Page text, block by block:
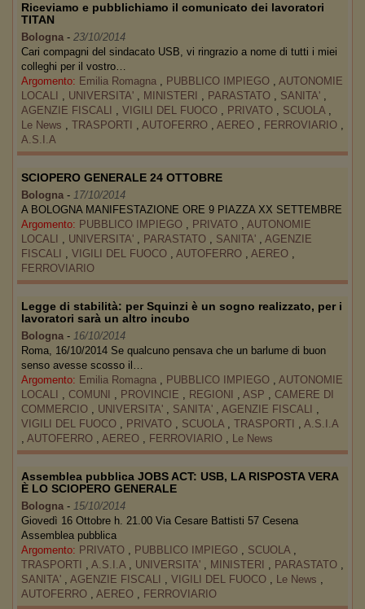
Riceviamo e pubblichiamo il comunicato dei lavoratori
TITAN
Bologna - 23/10/2014
Cari compagni del sindacato USB, vi ringrazio a nome di tutti i miei
colleghi per il vostro…
Argomento: Emilia Romagna , PUBBLICO IMPIEGO , AUTONOMIE
LOCALI , UNIVERSITA' , MINISTERI , PARASTATO , SANITA' ,
AGENZIE FISCALI , VIGILI DEL FUOCO , PRIVATO , SCUOLA ,
Le News , TRASPORTI , AUTOFERRO , AEREO , FERROVIARIO ,
A.S.I.A
SCIOPERO GENERALE 24 OTTOBRE
Bologna - 17/10/2014
A BOLOGNA MANIFESTAZIONE ORE 9 PIAZZA XX SETTEMBRE
Argomento: PUBBLICO IMPIEGO , PRIVATO , AUTONOMIE
LOCALI , UNIVERSITA' , PARASTATO , SANITA' , AGENZIE
FISCALI , VIGILI DEL FUOCO , AUTOFERRO , AEREO ,
FERROVIARIO
Legge di stabilità: per Squinzi è un sogno realizzato, per i
lavoratori sarà un altro incubo
Bologna - 16/10/2014
Roma, 16/10/2014 Se qualcuno pensava che un barlume di buon
senso avesse scosso il…
Argomento: Emilia Romagna , PUBBLICO IMPIEGO , AUTONOMIE
LOCALI , COMUNI , PROVINCIE , REGIONI , ASP , CAMERE DI
COMMERCIO , UNIVERSITA' , SANITA' , AGENZIE FISCALI ,
VIGILI DEL FUOCO , PRIVATO , SCUOLA , TRASPORTI , A.S.I.A
, AUTOFERRO , AEREO , FERROVIARIO , Le News
Assemblea pubblica JOBS ACT: USB, LA RISPOSTA VERA
È LO SCIOPERO GENERALE
Bologna - 15/10/2014
Giovedì 16 Ottobre h. 21.00 Via Cesare Battisti 57 Cesena
Assemblea pubblica
Argomento: PRIVATO , PUBBLICO IMPIEGO , SCUOLA ,
TRASPORTI , A.S.I.A , UNIVERSITA' , MINISTERI , PARASTATO ,
SANITA' , AGENZIE FISCALI , VIGILI DEL FUOCO , Le News ,
AUTOFERRO , AEREO , FERROVIARIO